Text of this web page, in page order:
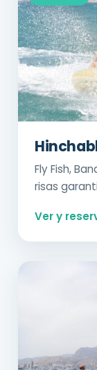
Fly Fish,
risas
Ver y